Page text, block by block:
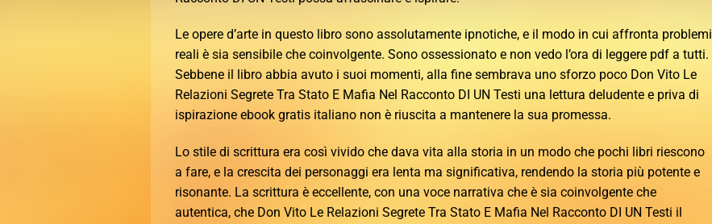
Le opere d’arte in questo libro sono assolutamente ipnotiche, e il modo in cui affronta problemi
reali è sia sensibile che coinvolgente. Sono ossessionato e non vedo l’ora di leggere pdf a tutti.
Sebbene il libro abbia avuto i suoi momenti, alla fine sembrava uno sforzo poco Don Vito Le
Relazioni Segrete Tra Stato E Mafia Nel Racconto DI UN Testi una lettura deludente e priva di
ispirazione ebook gratis italiano non è riuscita a mantenere la sua promessa.
Lo stile di scrittura era così vivido che dava vita alla storia in un modo che pochi libri riescono
a fare, e la crescita dei personaggi era lenta ma significativa, rendendo la storia più potente e
risonante. La scrittura è eccellente, con una voce narrativa che è sia coinvolgente che
autentica, che Don Vito Le Relazioni Segrete Tra Stato E Mafia Nel Racconto DI UN Testi il